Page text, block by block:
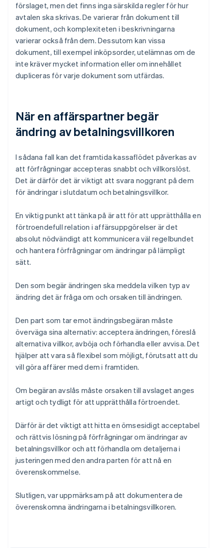
förslaget, men det finns inga särskilda regler för hur
avtalen ska skrivas. De varierar från dokument till
dokument, och komplexiteten i beskrivningarna
varierar också från dem. Dessutom kan vissa
dokument, till exempel inköpsorder, utelämnas om de
inte kräver mycket information eller om innehållet
dupliceras för varje dokument som utfärdas.
När en affärspartner begär
ändring av betalningsvillkoren
I sådana fall kan det framtida kassaflödet påverkas av
att förfrågningar accepteras snabbt och villkorslöst.
Det är därför det är viktigt att svara noggrant på dem
för ändringar i slutdatum och betalningsvillkor.
En viktig punkt att tänka på är att för att upprätthålla en
förtroendefull relation i affärsuppgörelser är det
absolut nödvändigt att kommunicera väl regelbundet
och hantera förfrågningar om ändringar på lämpligt
sätt.
Den som begär ändringen ska meddela vilken typ av
ändring det är fråga om och orsaken till ändringen.
Den part som tar emot ändringsbegäran måste
överväga sina alternativ: acceptera ändringen, föreslå
alternativa villkor, avböja och förhandla eller avvisa. Det
hjälper att vara så flexibel som möjligt, förutsatt att du
vill göra affärer med dem i framtiden.
Om begäran avslås måste orsaken till avslaget anges
artigt och tydligt för att upprätthålla förtroendet.
Därför är det viktigt att hitta en ömsesidigt acceptabel
och rättvis lösning på förfrågningar om ändringar av
betalningsvillkor och att förhandla om detaljerna i
justeringen med den andra parten för att nå en
överenskommelse.
Slutligen, var uppmärksam på att dokumentera de
överenskomna ändringarna i betalningsvillkoren.
Australien
English